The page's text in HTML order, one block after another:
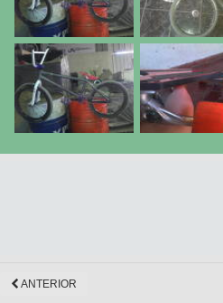
ANTERIOR